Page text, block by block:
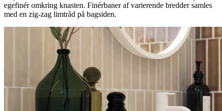
egefinér omkring knasten. Finérbaner af varierende bredder samles
med en zig-zag limtråd på bagsiden.